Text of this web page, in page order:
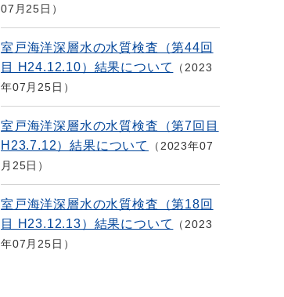
07月25日
室戸海洋深層水の水質検査（第44回
目 H24.12.10）結果について
2023
年07月25日
室戸海洋深層水の水質検査（第7回目
H23.7.12）結果について
2023年07
月25日
室戸海洋深層水の水質検査（第18回
目 H23.12.13）結果について
2023
年07月25日